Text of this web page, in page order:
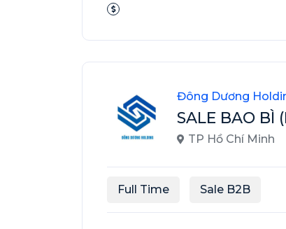
Đông Dương
SALE BAO BÌ
TP Hồ Chí Minh
Full Time Sale B2B